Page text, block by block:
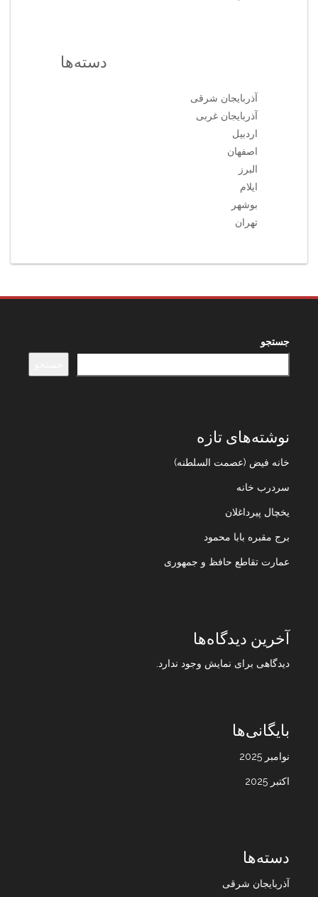
دسته‌ها
آذربایجان شرقی
آذربایجان غربی
اردبیل
اصفهان
البرز
ایلام
بوشهر
تهران
جستجو
نوشته‌های تازه
خانه فیض (عصمت السلطنه)
سردرب خانه
یخچال پیرداغلان
برج مقبره بابا محمود
عمارت تقاطع حافظ و جمهوری
آخرین دیدگاه‌ها
دیدگاهی برای نمایش وجود ندارد.
بایگانی‌ها
نوامبر 2025
اکتبر 2025
دسته‌ها
آذربایجان شرقی